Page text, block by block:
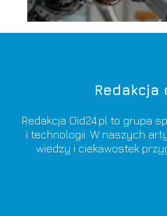
Redakcja
Redakcja Oid24.pl to grupa
i technologii. W naszych
wiedzy i ciekawostek